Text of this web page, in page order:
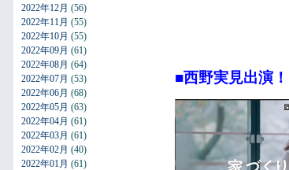
2022年12月 (56)
2022年11月 (55)
2022年10月 (55)
2022年09月 (61)
2022年08月 (64)
2022年07月 (53)
2022年06月 (68)
2022年05月 (63)
2022年04月 (61)
2022年03月 (61)
2022年02月 (40)
2022年01月 (61)
■西野実見出演！